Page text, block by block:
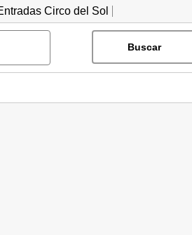
Circo del Sol
Buscar